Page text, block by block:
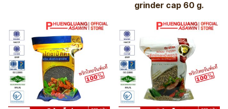
grinder cap 60 g.